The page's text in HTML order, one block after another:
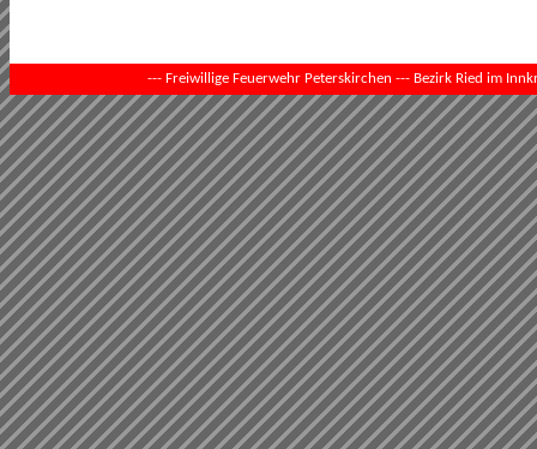
--- Freiwillige Feuerwehr Peterskirchen --- Bezirk Ried im